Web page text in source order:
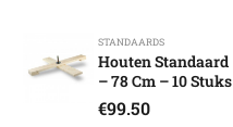
STANDAARDS
Houten Standaard
– 78 Cm – 10 Stuks
€99.50